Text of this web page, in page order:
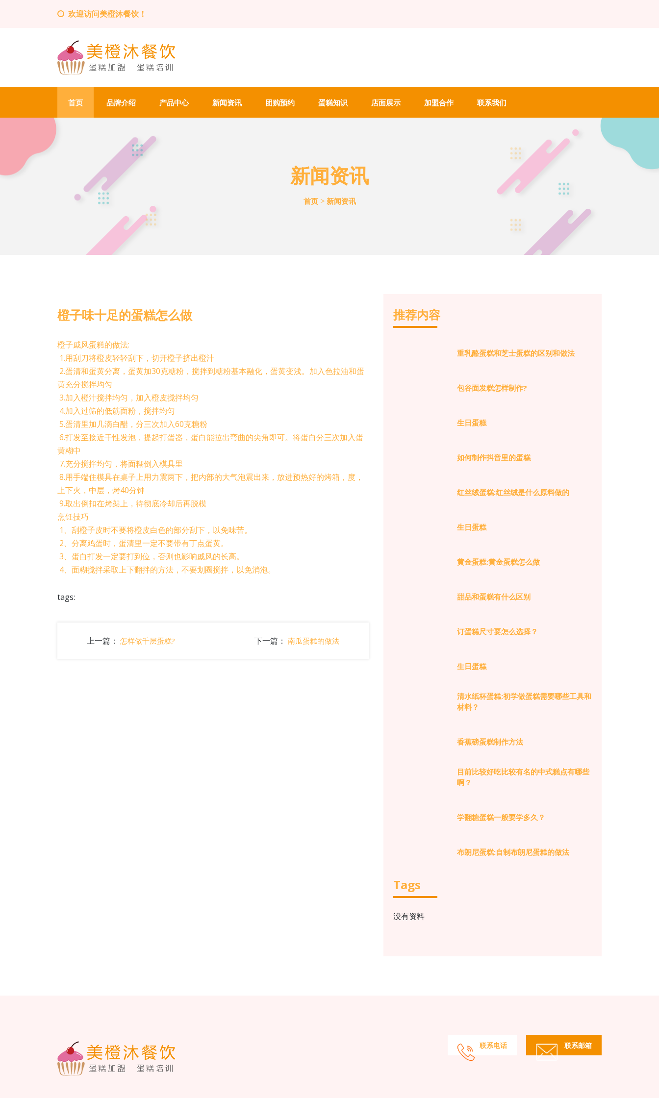
欢迎访问美橙沐餐饮！
首页 品牌介绍 产品中心 新闻资讯 团购预约 蛋糕知识 店面展示 加盟合作 联系我们
新闻资讯
首页> 新闻资讯
橙子味十足的蛋糕怎么做
橙子戚风蛋糕的做法:
1.用刮刀将橙皮轻轻刮下，切开橙子挤出橙汁
2.蛋清和蛋黄分离，蛋黄加30克糖粉，搅拌到糖粉基本融化，蛋黄变浅。加入色拉油和蛋
黄充分搅拌均匀
3.加入橙汁搅拌均匀，加入橙皮搅拌均匀
4.加入过筛的低筋面粉，搅拌均匀
5.蛋清里加几滴白醋，分三次加入60克糖粉
6.打发至接近干性发泡，提起打蛋器，蛋白能拉出弯曲的尖角即可。将蛋白分三次加入蛋
黄糊中
7.充分搅拌均匀，将面糊倒入模具里
8.用手端住模具在桌子上用力震两下，把内部的大气泡震出来，放进预热好的烤箱，度，
上下火，中层，烤40分钟
9.取出倒扣在烤架上，待彻底冷却后再脱模
烹饪技巧
1、刮橙子皮时不要将橙皮白色的部分刮下，以免味苦。
2、分离鸡蛋时，蛋清里一定不要带有丁点蛋黄。
3、蛋白打发一定要打到位，否则也影响戚风的长高。
4、面糊搅拌采取上下翻拌的方法，不要划圈搅拌，以免消泡。
tags:
上一篇： 怎样做千层蛋糕? 下一篇： 南瓜蛋糕的做法
推荐内容
重乳酪蛋糕和芝士蛋糕的区别和做法
包谷面发糕怎样制作?
生日蛋糕
如何制作抖音里的蛋糕
红丝绒蛋糕:红丝绒是什么原料做的
生日蛋糕
黄金蛋糕:黄金蛋糕怎么做
甜品和蛋糕有什么区别
订蛋糕尺寸要怎么选择？
生日蛋糕
清水纸杯蛋糕:初学做蛋糕需要哪些工具和
材料？
香蕉磅蛋糕制作方法
目前比较好吃比较有名的中式糕点有哪些
啊？
学翻糖蛋糕一般要学多久？
布朗尼蛋糕:自制布朗尼蛋糕的做法
Tags
没有资料
联系电话 联系邮箱